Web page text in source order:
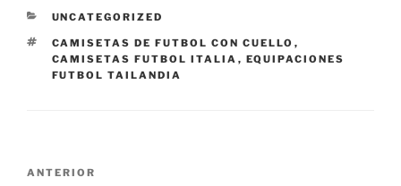
CATEGORÍAS
UNCATEGORIZED
ETIQUETAS
CAMISETAS DE FUTBOL CON CUELLO ,
CAMISETAS FUTBOL ITALIA , EQUIPACIONES
FUTBOL TAILANDIA
Entrada
ANTERIOR